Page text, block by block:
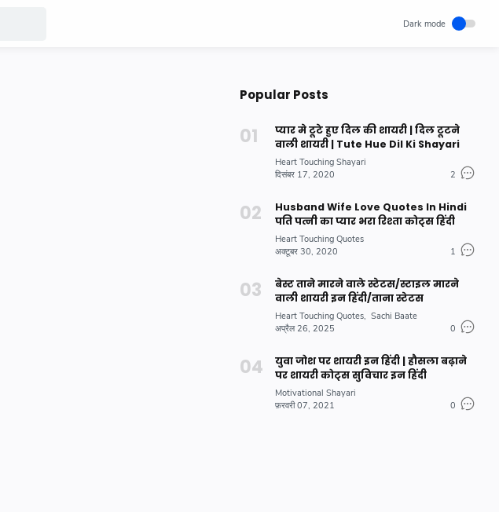
Popular Posts
प्यार मे टूटे हुए दिल की शायरी | दिल टूटने
वाली शायरी | Tute Hue Dil Ki Shayari
Heart Touching Shayari
दिसंबर 17, 2020
2
Husband Wife Love Quotes In Hindi
पति पत्नी का प्यार भरा रिश्ता कोट्स हिंदी
Heart Touching Quotes
अक्टूबर 30, 2020
1
बेस्ट ताने मारने वाले स्टेटस/स्टाइल मारने
वाली शायरी इन हिंदी/ताना स्टेटस
Heart Touching Quotes Sachi Baate
अप्रैल 26, 2025
0
युवा जोश पर शायरी इन हिंदी | हौसला बढ़ाने
पर शायरी कोट्स सुविचार इन हिंदी
Motivational Shayari
फ़रवरी 07, 2021
0